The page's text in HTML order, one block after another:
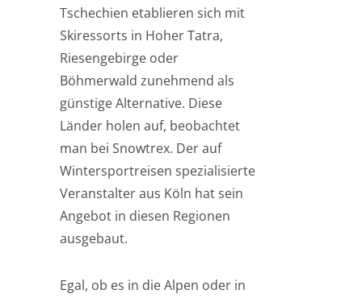
Tschechien etablieren sich mit
Skiressorts in Hoher Tatra,
Riesengebirge oder
Böhmerwald zunehmend als
günstige Alternative. Diese
Länder holen auf, beobachtet
man bei Snowtrex. Der auf
Wintersportreisen spezialisierte
Veranstalter aus Köln hat sein
Angebot in diesen Regionen
ausgebaut.
Egal, ob es in die Alpen oder in